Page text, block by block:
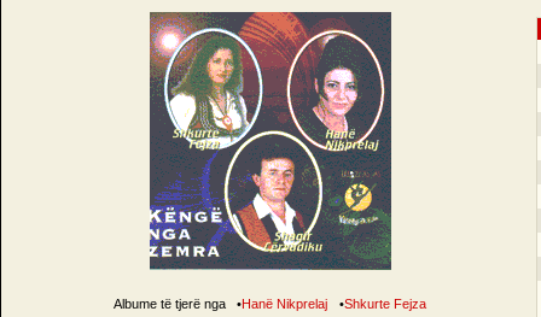
Albume të tjerë nga •Hanë Nikprelaj •Shkurte Fejza